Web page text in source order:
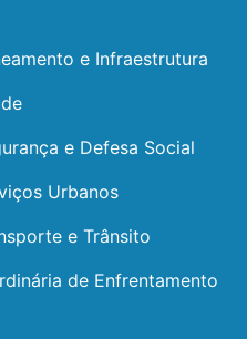
e Infraestrutura
e Defesa Social
Urbanos
e Trânsito
de Enfrentamento